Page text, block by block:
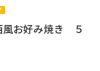
風お好み焼き ５